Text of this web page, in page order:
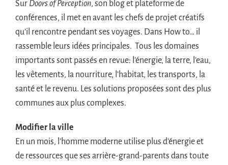
Sur Doors of Perception, son blog et plateforme de
conférences, il met en avant les chefs de projet créatifs
qu’il rencontre pendant ses voyages. Dans How to… il
rassemble leurs idées principales. Tous les domaines
importants sont passés en revue: l’énergie, la terre, l’eau,
les vêtements, la nourriture, l’habitat, les transports, la
santé et le revenu. Les solutions proposées sont des plus
communes aux plus complexes.
Modifier la ville
En un mois, l’homme moderne utilise plus d’énergie et
de ressources que ses arrière-grand-parents dans toute